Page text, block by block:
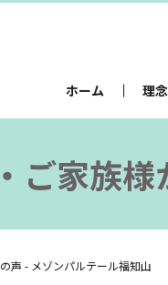
ホーム 理
ご家族
声 - メゾンパルテール福知山